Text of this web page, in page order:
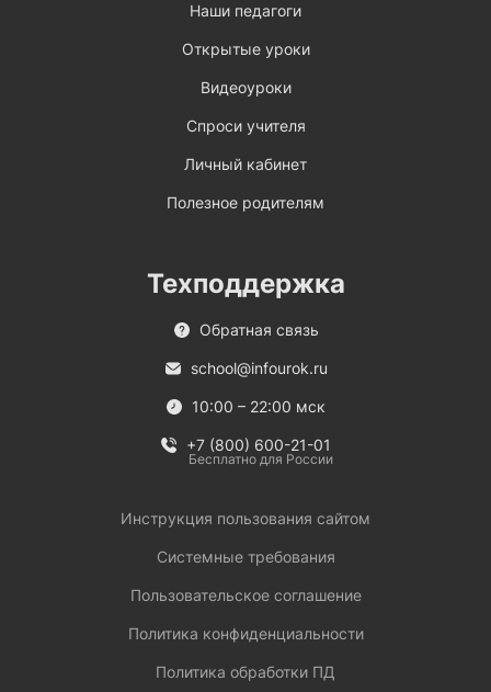
Наши педагоги
Открытые уроки
Видеоуроки
Спроси учителя
Личный кабинет
Полезное родителям
Техподдержка
Обратная связь
school@infourok.ru
10:00 – 22:00 мск
+7 (800) 600-21-01
Бесплатно для России
Инструкция пользования сайтом
Системные требования
Пользовательское соглашение
Политика конфиденциальности
Политика обработки ПД